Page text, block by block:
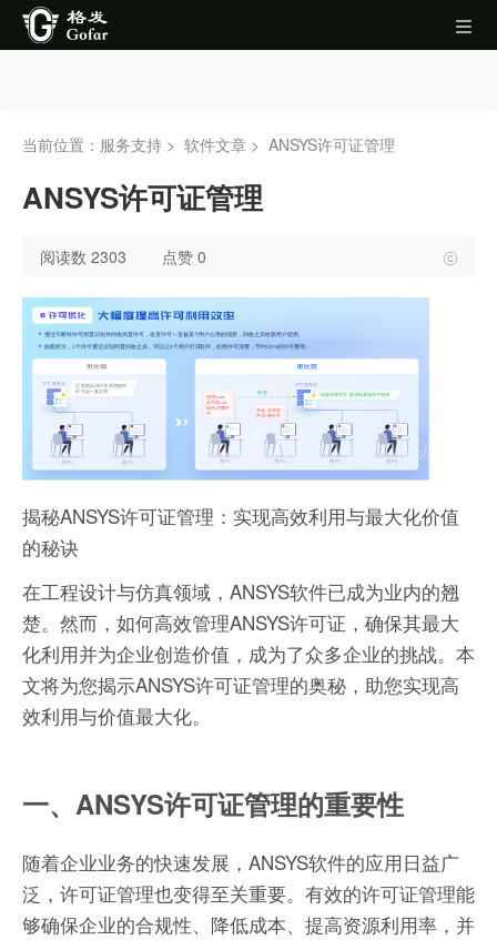
当前位置：服务支持 > 软件文章 > ANSYS许可证管理
ANSYS许可证管理
阅读数 2303 点赞 0
揭秘ANSYS许可证管理：实现高效利用与最大化价值
的秘诀
在工程设计与仿真领域，ANSYS软件已成为业内的翘
楚。然而，如何高效管理ANSYS许可证，确保其最大
化利用并为企业创造价值，成为了众多企业的挑战。本
文将为您揭示ANSYS许可证管理的奥秘，助您实现高
效利用与价值最大化。
一、ANSYS许可证管理的重要性
随着企业业务的快速发展，ANSYS软件的应用日益广
泛，许可证管理也变得至关重要。有效的许可证管理能
够确保企业的合规性、降低成本、提高资源利用率，并